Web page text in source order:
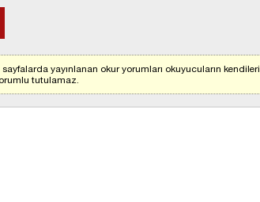
sayfalarda yayınlanan okur yorumları okuyucuların
tutulamaz.